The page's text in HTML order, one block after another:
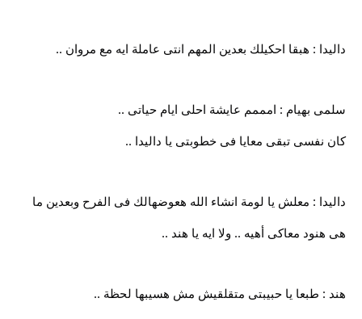
داليدا : هبقا احكيلك بعدين المهم انتى عاملة ايه مع مروان ..
سلمى بهيام : امممم عايشة احلى ايام حياتى ..
كان نفسى تبقى معايا فى خطوبتى يا داليدا ..
داليدا : معلش يا لومة انشاء الله هعوضهالك فى الفرح وبعدين ما
هى هنود معاكى أهيه .. ولا ايه يا هند ..
هند : طبعا يا حبيبتى متقلقيش مش هسيبها لحظة ..